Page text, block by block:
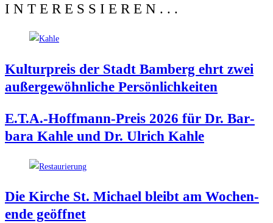
INTERESSIEREN...
Kul­tur­preis der Stadt Bam­berg ehrt zwei
außer­ge­wöhn­li­che Persönlichkeiten
E.T.A.-Hoffmann-Preis 2026 für Dr. Bar­
ba­ra Kah­le und Dr. Ulrich Kahle
Die Kir­che St. Micha­el bleibt am Wochen­
en­de geöffnet